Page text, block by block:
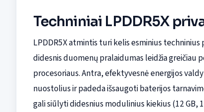
Techniniai LPDDR5X
LPDDR5X atmintis turi kelis esminius
didesnis duomenų pralaidumas leidžia
procesoriaus. Antra, efektyvesnė energijos
nuostolius ir padeda išsaugoti baterijos
gali siūlyti didesnius modulinius kiekius (12 GB,